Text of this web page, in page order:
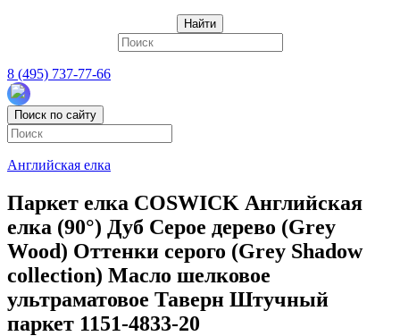
Найти
8 (495) 737-77-66
Поиск по сайту
Английская елка
Паркет елка COSWICK Английская
елка (90°) Дуб Серое дерево (Grey
Wood) Оттенки серого (Grеy Shadow
collection) Масло шелковое
ультраматовое Таверн Штучный
паркет 1151-4833-20